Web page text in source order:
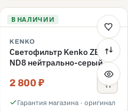
В НАЛИЧИИ
KENKO
Светофильтр Kenko ZETA
ND8 нейтрально-серый
2 800 ₽
Гарантия магазина · оригинал